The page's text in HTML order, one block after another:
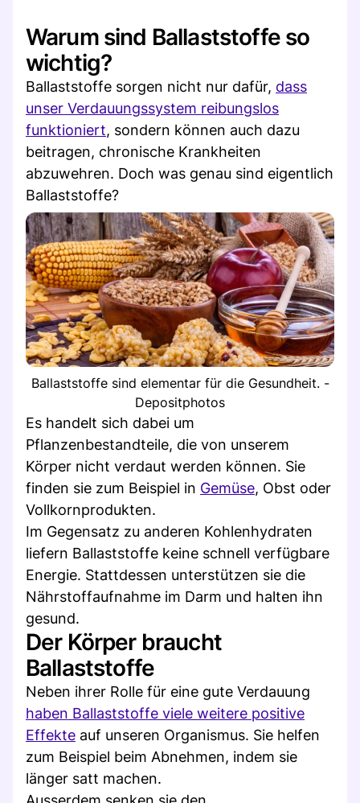
Warum sind Ballaststoffe so
wichtig?
Ballaststoffe sorgen nicht nur dafür, dass
unser Verdauungssystem reibungslos
funktioniert, sondern können auch dazu
beitragen, chronische Krankheiten
abzuwehren. Doch was genau sind eigentlich
Ballaststoffe?
Ballaststoffe sind elementar für die Gesundheit. -
Depositphotos
Es handelt sich dabei um
Pflanzenbestandteile, die von unserem
Körper nicht verdaut werden können. Sie
finden sie zum Beispiel in Gemüse, Obst oder
Vollkornprodukten.
Im Gegensatz zu anderen Kohlenhydraten
liefern Ballaststoffe keine schnell verfügbare
Energie. Stattdessen unterstützen sie die
Nährstoffaufnahme im Darm und halten ihn
gesund.
Der Körper braucht
Ballaststoffe
Neben ihrer Rolle für eine gute Verdauung
haben Ballaststoffe viele weitere positive
Effekte auf unseren Organismus. Sie helfen
zum Beispiel beim Abnehmen, indem sie
länger satt machen.